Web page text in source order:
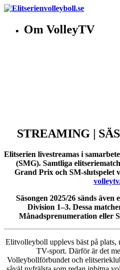
Om VolleyTV
STREAMING |
Elitserien livestreamas i
(SMG). Samtliga
Grand Prix och SM-slutspelet
Säsongen 2025/26 sänds
Division 1–3. Dessa
Månadsprenumeration eller
Elitvolleyboll upplevs bäst på plats,
TV-sport. Därför är det
Volleybollförbundet och